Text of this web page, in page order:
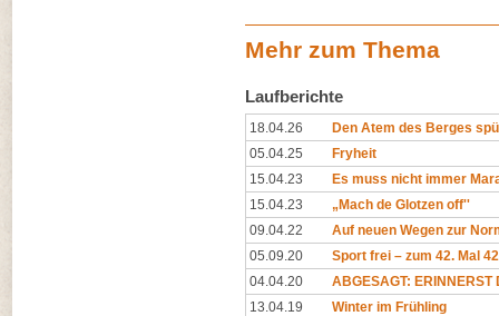
Mehr zum Thema
Laufberichte
18.04.26
Den Atem des Berges
05.04.25
Fryheit
15.04.23
Es muss nicht immer
15.04.23
„Mach de Glotzen off''
09.04.22
Auf neuen Wegen zur
05.09.20
Sport frei – zum 42. Mal
04.04.20
ABGESAGT: ERINNERST
13.04.19
Winter im Frühling